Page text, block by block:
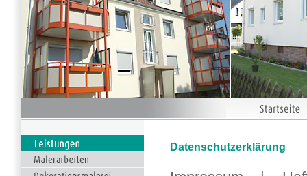
Datenschutzerklärung